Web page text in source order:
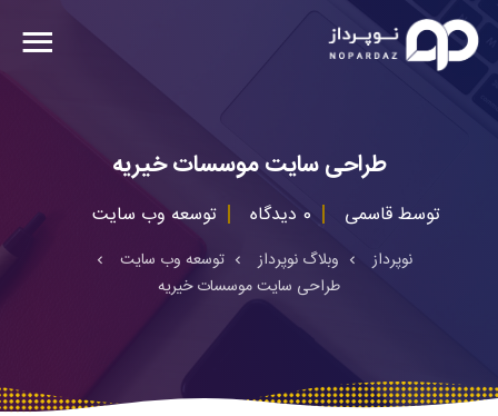
طراحی سایت موسسات خیریه
توسطقاسمی 0 دیدگاه توسعه وب سایت
نوپرداز وبلاگ نوپرداز
توسعه وب سایت
طراحی سایت موسسات خیریه